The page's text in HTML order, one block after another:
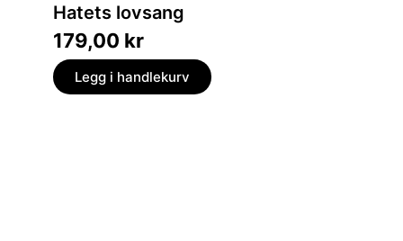
Hatets lovsang
179,00 kr
Legg i handlekurv